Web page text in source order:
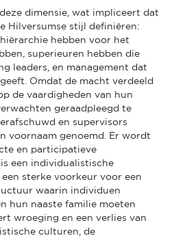
dimensie, wat impliceert dat
Hilversumse stijl definiëren:
hebben voor het
superieuren hebben die
leaders, en management dat
Omdat de macht verdeeld
de vaardigheden van hun
geraadpleegd te
en supervisors
voornaam genoemd. Er wordt
en participatieve
een individualistische
sterke voorkeur voor een
waarin individuen
hun naaste familie moeten
wroeging en een verlies van
culturen, de